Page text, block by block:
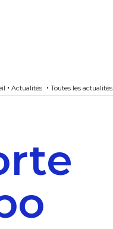
Actualités Toutes les actualités